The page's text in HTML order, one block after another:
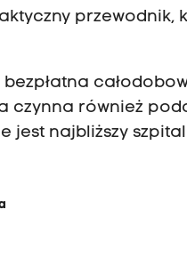
przewodnik,
czynna również
jest najbliższy